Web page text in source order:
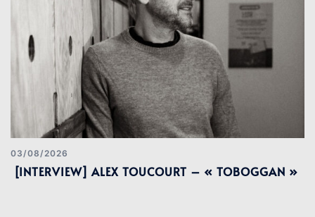
03/08/2026
[INTERVIEW] ALEX TOUCOURT – « TOBOGGAN »